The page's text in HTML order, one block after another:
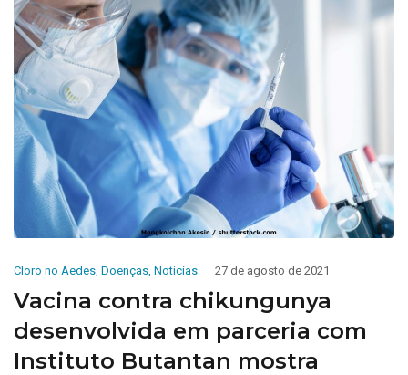
Cloro no Aedes Doenças Noticias 27 de agosto de 2021
Vacina contra chikungunya
desenvolvida em parceria com
Instituto Butantan mostra